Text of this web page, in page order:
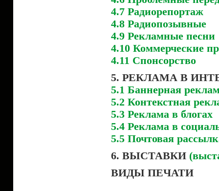
4.7 Радиорепортаж
4.8 Радиопозывные
4.9 Рекламные песни
4.10 Коммерческие
4.11 Спонсорство
5. РЕКЛАМА В
5.1 Баннерная
5.2 Контекстная
5.3 Реклама в блогах
5.4 Реклама в
5.5 Почтовая
6. ВЫСТАВКИ
ВИДЫ ПЕЧАТИ